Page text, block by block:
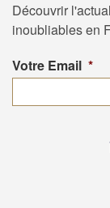
Découvrir
inoubliables en
Votre Email *